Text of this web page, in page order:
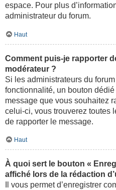
espace. Pour plus
administrateur du forum.
Haut
Comment puis-je rapporter
modérateur ?
Si les administrateurs du
fonctionnalité, un bouton
message que vous souhaitez
celui-ci, vous trouverez toutes
de rapporter le message.
Haut
À quoi sert le bouton «
affiché lors de la rédaction
Il vous permet d’enregistrer